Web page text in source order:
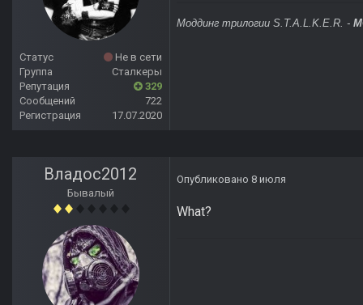
Статус
Не в сети
Группа
Сталкеры
Репутация
329
Сообщений
722
Регистрация
17.07.2020
Моддинг трилогии S.T.A.L.K.E.R. -
Владос2012
Бывалый
Опубликовано 8 июля
What?